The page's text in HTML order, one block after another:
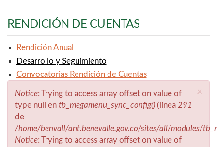
RENDICIÓN DE CUENTAS
Rendición Anual
Desarrollo y Seguimiento
Convocatorias Rendición de Cuentas
×
Mensaje de error
Notice: Trying to access array offset on value of
type null en tb_megamenu_sync_config() (línea 291
de
/home/benvall/ant.benevalle.gov.co/sites/all/modules/
Notice: Trying to access array offset on value of